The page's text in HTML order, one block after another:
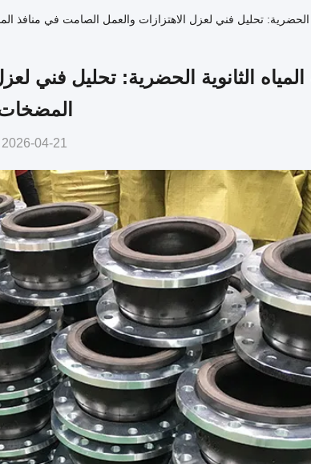
الحضرية: تحليل فني لعزل الاهتزازات والعمل الصامت في منافذ
المياه الثانوية الحضرية: تحليل فني
2026-04-21